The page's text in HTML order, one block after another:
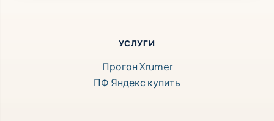
УСЛУГИ
Прогон Xrumer
ПФ Яндекс купить